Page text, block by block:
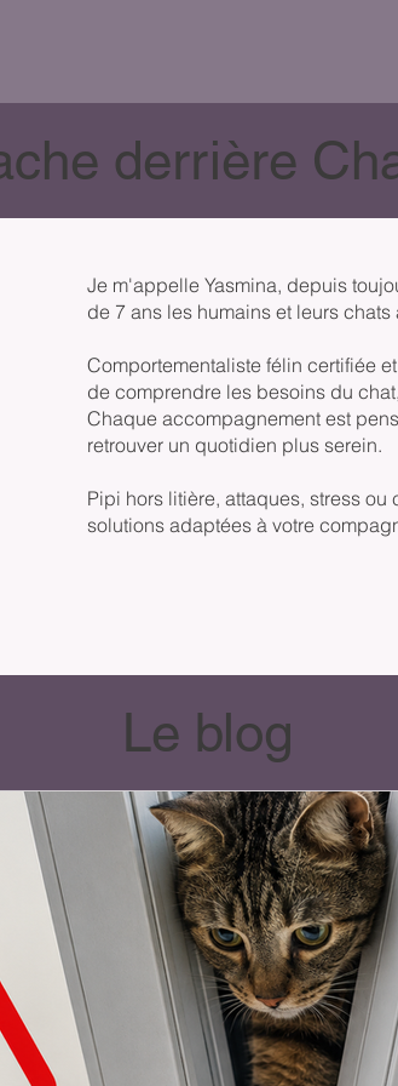
derrière
Je m'appelle Yasmina, depuis
de 7 ans les humains et leurs
Comportementaliste félin certifiée
de comprendre les besoins du
Chaque accompagnement est
retrouver un quotidien plus serein.
Pipi hors litière, attaques, stress
solutions adaptées à votre
Le blog